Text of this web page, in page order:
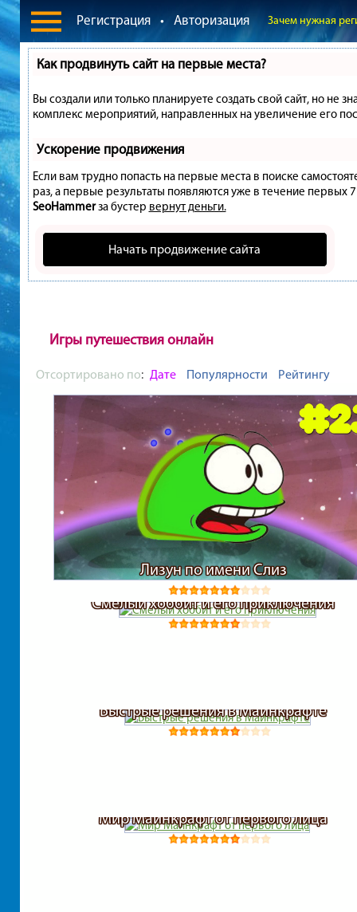
Регистрация • Авторизация Зачем нужная
Как продвинуть сайт на первые места?
Вы создали или только планируете создать свой сайт, но не
комплекс мероприятий, направленных на увеличение его
Ускорение продвижения
Если вам трудно попасть на первые места в поиске
раз, а первые результаты появляются уже в течение первых
SeoHammerза бустер вернут деньги.
Начать продвижение сайта
Игры путешествия онлайн
Отсортировано по: Дате Популярности Рейтингу
Лизун по имени Слиз
Смелый хоббит и его приключения
Быстрые решения в Майнкрафте
Мир Майнкрафт от первого лица